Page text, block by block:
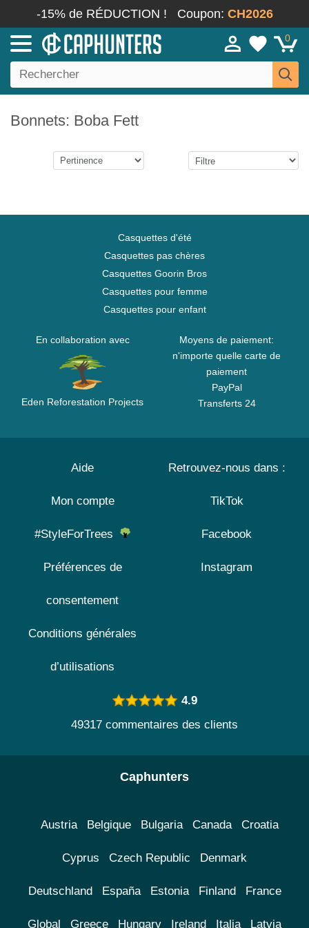
-15% de RÉDUCTION ! Coupon: CH2026
0
Bonnets: Boba Fett
Casquettes d'été
Casquettes pas chères
Casquettes Goorin Bros
Casquettes pour femme
Casquettes pour enfant
En collaboration avec
Eden Reforestation Projects
Moyens de paiement:
n'importe quelle carte de
paiement
PayPal
Transferts 24
Aide
Mon compte
#StyleForTrees
Préférences de
consentement
Conditions générales
d’utilisations
Retrouvez-nous dans :
TikTok
Facebook
Instagram
4.9
49317 commentaires des clients
Caphunters
Austria Belgique Bulgaria Canada Croatia
Cyprus Czech Republic Denmark
Deutschland España Estonia Finland France
Global Greece Hungary Ireland Italia Latvia